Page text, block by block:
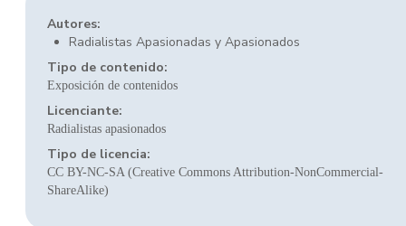
Autores:
Radialistas Apasionadas y Apasionados
Tipo de contenido:
Exposición de contenidos
Licenciante:
Radialistas apasionados
Tipo de licencia:
CC BY-NC-SA (Creative Commons Attribution-NonCommercial-
ShareAlike)